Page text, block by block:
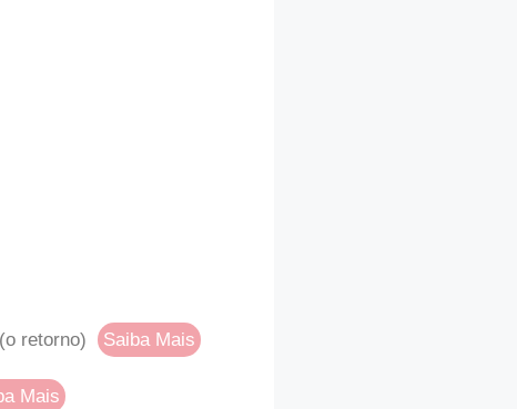
retorno) Saiba Mais
Mais